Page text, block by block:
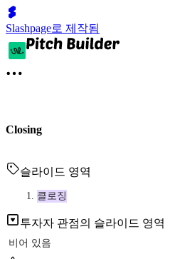
Slashpage로 제작됨
Closing
슬라이드 영역
클로징
투자자 관점의 슬라이드 영역
비어 있음